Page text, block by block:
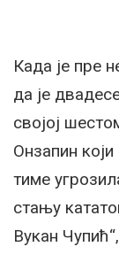
Када је пре
да је
својој
Онзапин
тиме
стању
Вукан